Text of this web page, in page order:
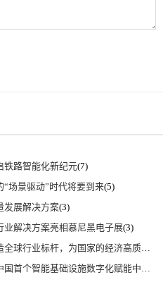
铁路智能化新纪元(7)
场景驱动”时代将要到来(5)
发展解决方案(3)
解决方案亮相慕尼黑电子展(3)
量发展贡献更大力量|上海电气集团党委书记、董事长吴磊来访
首个智能基础设施数字化赋能中心